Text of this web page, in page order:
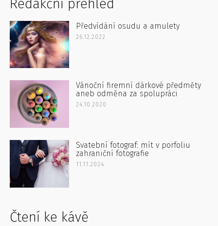
Redakční přehled
Předvídání osudu a amulety
26.12.2022
Vánoční firemní dárkové předměty
aneb odměna za spolupráci
24.10.2020
Svatební fotograf: mít v porfoliu
zahraniční fotografie
11.11.2024
Čtení ke kávě